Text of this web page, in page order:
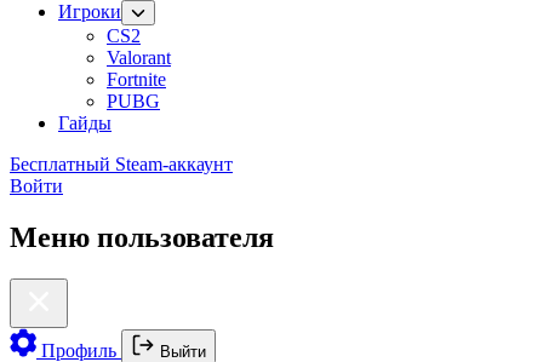
Игроки
CS2
Valorant
Fortnite
PUBG
Гайды
Бесплатный Steam-аккаунт
Войти
Меню пользователя
Профиль Выйти